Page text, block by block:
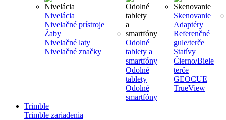
Nivelácia
Nivelačné prístroje
Žaby
Nivelačné laty
Nivelačné značky
Odolné
tablety a
smartfóny
Odolné
tablety
Odolné
smartfóny
Skenovanie
Adaptéry
Referenčné
gule/terče
Statívy
Čierno/Biele
terče
GEOCUE
TrueView
Trimble
Trimble zariadenia